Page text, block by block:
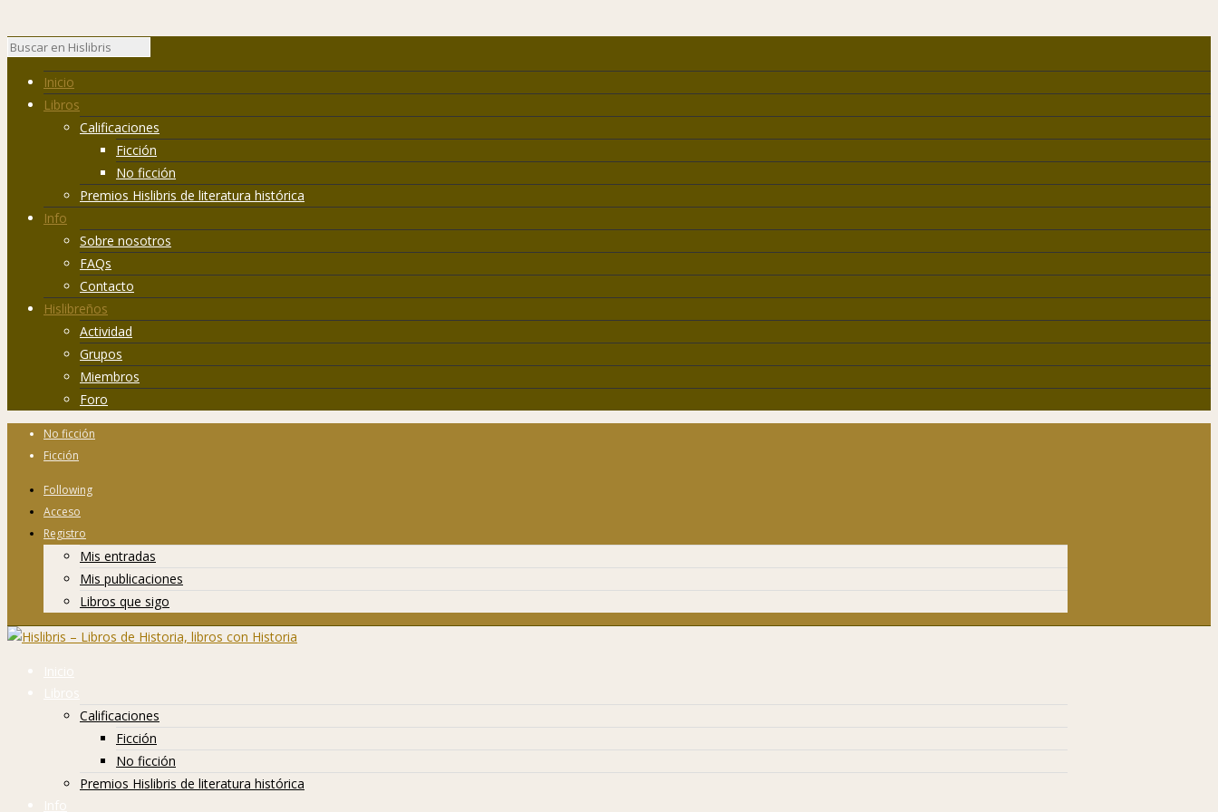
Inicio
Libros
Calificaciones
Ficción
No ficción
Premios Hislibris de literatura histórica
Info
Sobre nosotros
FAQs
Contacto
Hislibreños
Actividad
Grupos
Miembros
Foro
No ficción
Ficción
Following
Acceso
Registro
Mis entradas
Mis publicaciones
Libros que sigo
Inicio
Libros
Calificaciones
Ficción
No ficción
Premios Hislibris de literatura histórica
Info